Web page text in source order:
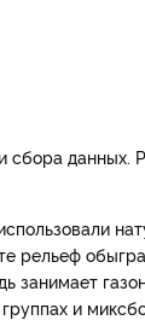
сбора
рельеф
и